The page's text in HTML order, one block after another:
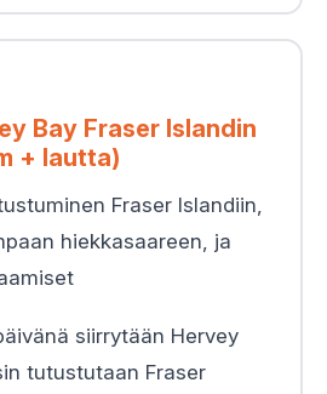
Bay Fraser Islandin
+ lautta)
Fraser Islandiin,
hiekkasaareen, ja
siirrytään Hervey
tutustutaan Fraser